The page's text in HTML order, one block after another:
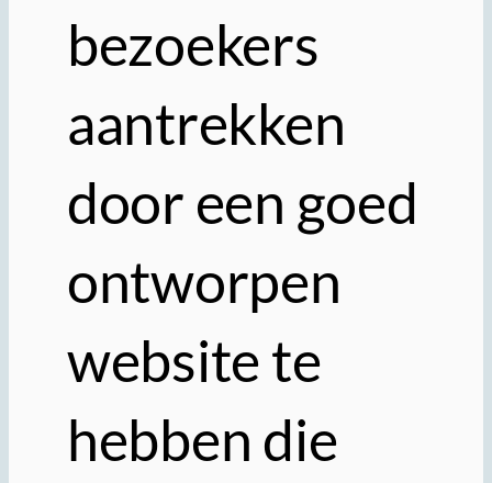
bezoekers
aantrekken
door een goed
ontworpen
website te
hebben die